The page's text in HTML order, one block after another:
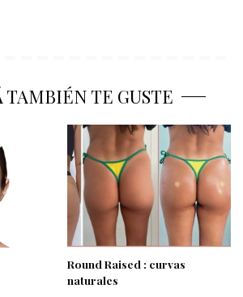
TAMBIÉN TE GUSTE
Round Raised : curvas
naturales